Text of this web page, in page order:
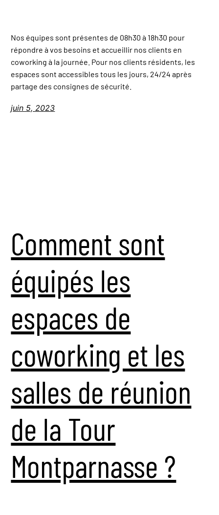
Nos équipes sont présentes de 08h30 à 18h30 pour
répondre à vos besoins et accueillir nos clients en
coworking à la journée. Pour nos clients résidents, les
espaces sont accessibles tous les jours, 24/24 après
partage des consignes de sécurité.
juin 5, 2023
Comment sont
équipés les
espaces de
coworking et les
salles de réunion
de la Tour
Montparnasse ?